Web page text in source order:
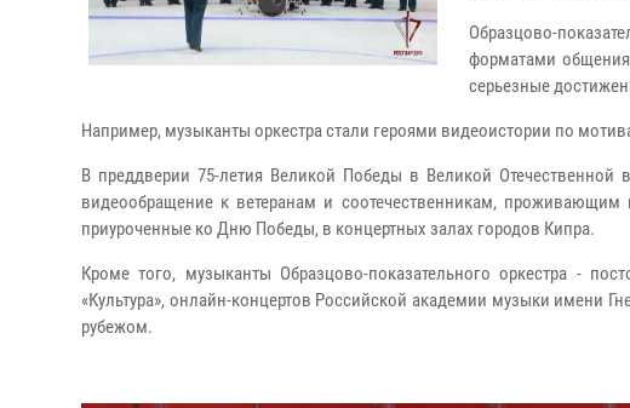
Образцово-
форматами общения
серьезные
Например, музыканты оркестра стали героями видеоистории по
В преддверии 75-летия Великой Победы в Великой Отечественной
видеообращение к ветеранам и соотечественникам,
приуроченные ко Дню Победы, в концертных залах городов Кипра.
Кроме того, музыканты Образцово-показательного оркестра -
«Культура», онлайн-концертов Российской академии музыки имени
рубежом.